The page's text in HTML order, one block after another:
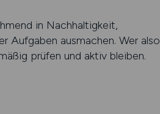
in Nachhaltigkeit,
Aufgaben ausmachen. Wer also
prüfen und aktiv bleiben.